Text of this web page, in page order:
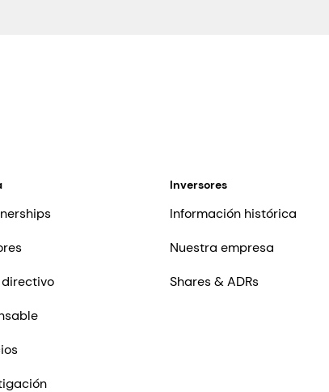
Inversores
Información histórica
Nuestra empresa
Shares & ADRs